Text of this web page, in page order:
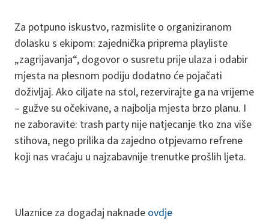
Za potpuno iskustvo, razmislite o organiziranom
dolasku s ekipom: zajednička priprema playliste
„zagrijavanja“, dogovor o susretu prije ulaza i odabir
mjesta na plesnom podiju dodatno će pojačati
doživljaj. Ako ciljate na stol, rezervirajte ga na vrijeme
– gužve su očekivane, a najbolja mjesta brzo planu. I
ne zaboravite: trash party nije natjecanje tko zna više
stihova, nego prilika da zajedno otpjevamo refrene
koji nas vraćaju u najzabavnije trenutke prošlih ljeta.
Ulaznice za događaj naknade ovdje